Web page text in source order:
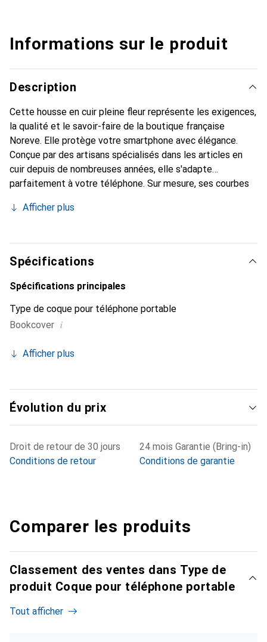
Informations sur le produit
Description
Cette housse en cuir pleine fleur représente les exigences,
la qualité et le savoir-faire de la boutique française
Noreve. Elle protège votre smartphone avec élégance.
Conçue par des artisans spécialisés dans les articles en
cuir depuis de nombreuses années, elle s'adapte
parfaitement à votre téléphone. Sur mesure, ses courbes
devient l'accessoire chic et indispensable de votre
internationalement pour ses produits de haute qualité et
constitue un choix sûr pour une clientèle exigeante.
Afficher plus
Spécifications
Spécifications principales
Type de coque pour téléphone portable
Bookcover i
Afficher plus
Évolution du prix
Droit de retour de 30 jours
Conditions de retour
24 mois Garantie (Bring-in)
Conditions de garantie
Comparer les produits
Classement des ventes dans Type de
produit Coque pour téléphone portable
Tout afficher